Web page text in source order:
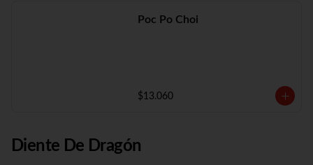
Poc Po Choi
$13.060
Diente De Dragón